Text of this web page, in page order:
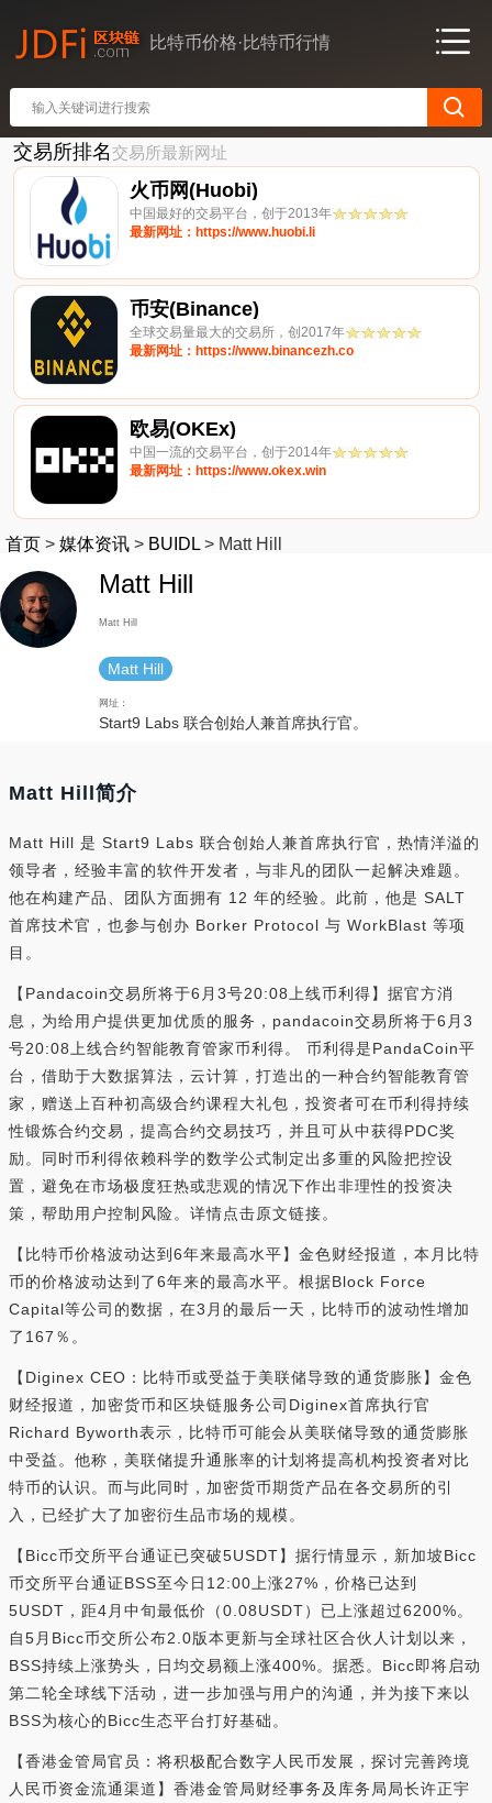
比特币价格·比特币行情
交易所排名交易所最新网址
火币网(Huobi)
中国最好的交易平台，创于2013年
最新网址：https://www.huobi.li
币安(Binance)
全球交易量最大的交易所，创2017年
最新网址：https://www.binancezh.co
欧易(OKEx)
中国一流的交易平台，创于2014年
最新网址：https://www.okex.win
首页 > 媒体资讯 > BUIDL > Matt Hill
Matt Hill
Matt Hill
Matt Hill
网址：
Start9 Labs 联合创始人兼首席执行官。
Matt Hill简介
Matt Hill 是 Start9 Labs 联合创始人兼首席执行官，热情洋溢的
领导者，经验丰富的软件开发者，与非凡的团队一起解决难题。
他在构建产品、团队方面拥有 12 年的经验。此前，他是 SALT
首席技术官，也参与创办 Borker Protocol 与 WorkBlast 等项
目。
【Pandacoin交易所将于6月3号20:08上线币利得】据官方消
息，为给用户提供更加优质的服务，pandacoin交易所将于6月3
号20:08上线合约智能教育管家币利得。 币利得是PandaCoin平
台，借助于大数据算法，云计算，打造出的一种合约智能教育管
家，赠送上百种初高级合约课程大礼包，投资者可在币利得持续
性锻炼合约交易，提高合约交易技巧，并且可从中获得PDC奖
励。同时币利得依赖科学的数学公式制定出多重的风险把控设
置，避免在市场极度狂热或悲观的情况下作出非理性的投资决
策，帮助用户控制风险。详情点击原文链接。
【比特币价格波动达到6年来最高水平】金色财经报道，本月比特
币的价格波动达到了6年来的最高水平。根据Block Force
Capital等公司的数据，在3月的最后一天，比特币的波动性增加
了167％。
【Diginex CEO：比特币或受益于美联储导致的通货膨胀】金色
财经报道，加密货币和区块链服务公司Diginex首席执行官
Richard Byworth表示，比特币可能会从美联储导致的通货膨胀
中受益。他称，美联储提升通胀率的计划将提高机构投资者对比
特币的认识。而与此同时，加密货币期货产品在各交易所的引
入，已经扩大了加密衍生品市场的规模。
【Bicc币交所平台通证已突破5USDT】据行情显示，新加坡Bicc
币交所平台通证BSS至今日12:00上涨27%，价格已达到
5USDT，距4月中旬最低价（0.08USDT）已上涨超过6200%。
自5月Bicc币交所公布2.0版本更新与全球社区合伙人计划以来，
BSS持续上涨势头，日均交易额上涨400%。据悉。Bicc即将启动
第二轮全球线下活动，进一步加强与用户的沟通，并为接下来以
BSS为核心的Bicc生态平台打好基础。
【香港金管局官员：将积极配合数字人民币发展，探讨完善跨境
人民币资金流通渠道】香港金管局财经事务及库务局局长许正宇